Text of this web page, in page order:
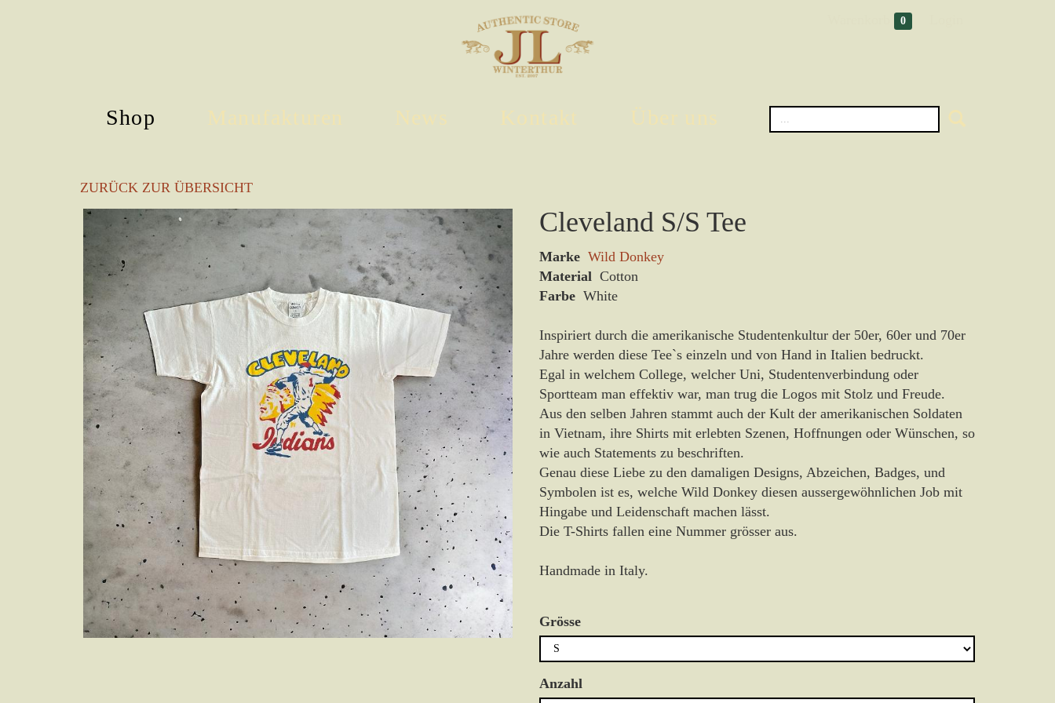
0
Shop
ZURÜCK ZUR ÜBERSICHT
Cleveland S/S Tee
Marke Wild Donkey
Material Cotton
Farbe White
Inspiriert durch die amerikanische Studentenkultur der 50er, 60er und 70er
Jahre werden diese Tee`s einzeln und von Hand in Italien bedruckt.
Egal in welchem College, welcher Uni, Studentenverbindung oder
Sportteam man effektiv war, man trug die Logos mit Stolz und Freude.
Aus den selben Jahren stammt auch der Kult der amerikanischen Soldaten
in Vietnam, ihre Shirts mit erlebten Szenen, Hoffnungen oder Wünschen, so
wie auch Statements zu beschriften.
Genau diese Liebe zu den damaligen Designs, Abzeichen, Badges, und
Symbolen ist es, welche Wild Donkey diesen aussergewöhnlichen Job mit
Hingabe und Leidenschaft machen lässt.
Die T-Shirts fallen eine Nummer grösser aus.
Handmade in Italy.
Grösse
Anzahl